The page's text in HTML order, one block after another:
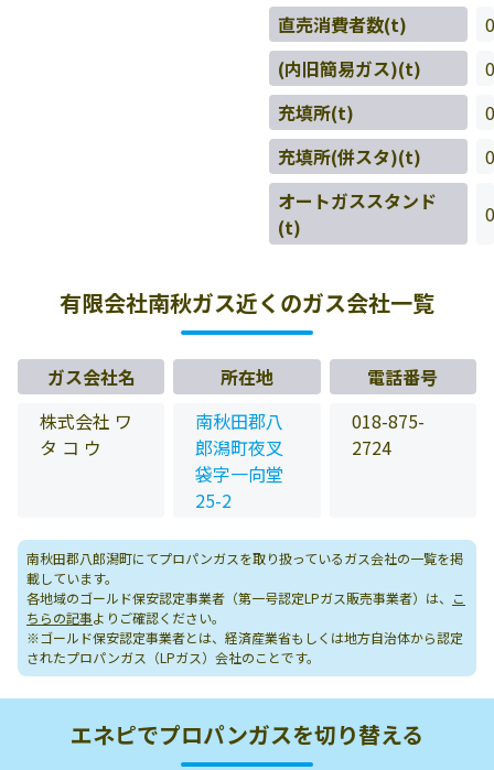
直売消費者数(t)
0
(内旧簡易ガス)(t)
0
充填所(t)
0
充填所(併スタ)(t)
0
オートガススタンド
(t)
0
有限会社南秋ガス近くのガス会社一覧
ガス会社名 所在地
電話番号
株式会社 ワ
タ コ ウ
南秋田郡八
郎潟町夜叉
袋字一向堂
25-2
018-875-
2724
南秋田郡八郎潟町にてプロパンガスを取り扱っているガス会社の一覧を掲
載しています。
各地域のゴールド保安認定事業者（第一号認定LPガス販売事業者）は、
こ
ちらの記事よりご確認ください。
※ゴールド保安認定事業者とは、経済産業省もしくは地方自治体から認定
されたプロパンガス（LPガス）会社のことです。
エネピでプロパンガスを切り替える